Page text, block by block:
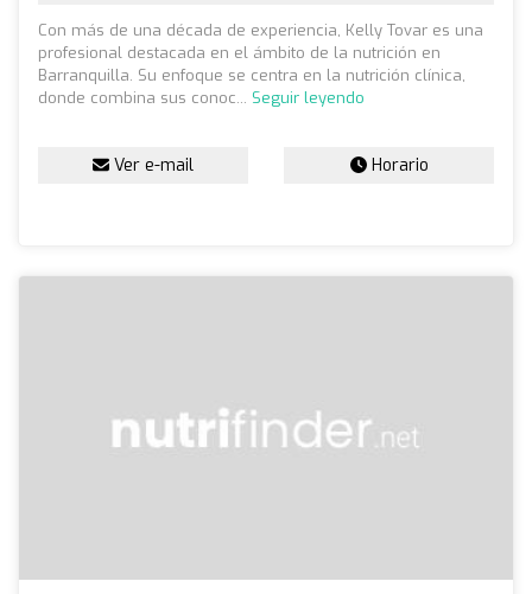
Con más de una década de experiencia, Kelly Tovar es una
profesional destacada en el ámbito de la nutrición en
Barranquilla. Su enfoque se centra en la nutrición clínica,
donde combina sus conoc... Seguir leyendo
Ver e-mail Horario